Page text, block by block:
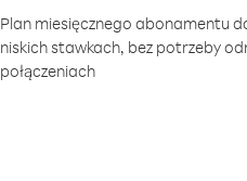
Plan miesięcznego abonamentu
niskich stawkach, bez potrzeby
połączeniach